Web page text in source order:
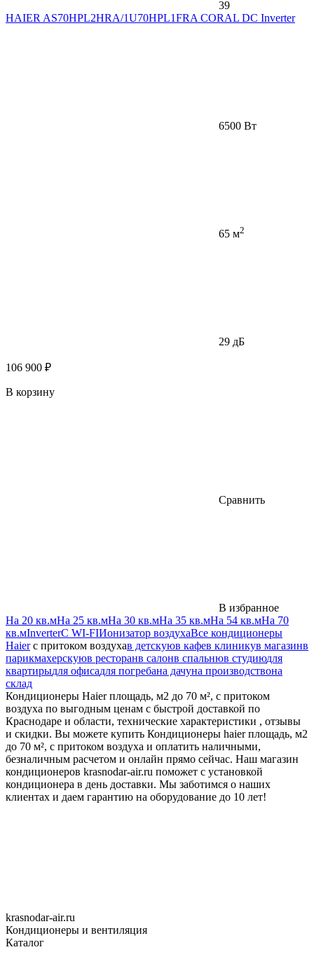
39
HAIER AS70HPL2HRA/1U70HPL1FRA CORAL DC Inverter
6500 Вт
65 м2
29 дБ
106 900 ₽
В корзину
Сравнить
В избранное
На 20 кв.мНа 25 кв.мНа 30 кв.мНа 35 кв.мНа 54 кв.мНа 70
кв.мInverterС WI-FIИонизатор воздухаВсе кондиционеры
Haierс притоком воздухав детскуюв кафев клиникув магазинв
парикмахерскуюв ресторанв салонв спальнюв студиюдля
квартирыдля офисадля погребана дачуна производствона
склад
Кондиционеры Haier площадь, м2 до 70 м², с притоком
воздуха по выгодным ценам с быстрой доставкой по
Краснодаре и области, технические характеристики , отзывы
и скидки. Вы можете купить Кондиционеры haier площадь, м2
до 70 м², с притоком воздуха и оплатить наличными,
безналичным расчетом и онлайн прямо сейчас. Наш магазин
кондиционеров krasnodar-air.ru поможет с установкой
кондиционера в день доставки. Мы заботимся о наших
клиентах и даем гарантию на оборудование до 10 лет!
krasnodar-air.ru
Кондиционеры и вентиляция
Каталог